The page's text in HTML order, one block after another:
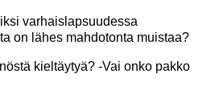
varhaislapsuudessa
on lähes mahdotonta muistaa?
kieltäytyä? -Vai onko pakko